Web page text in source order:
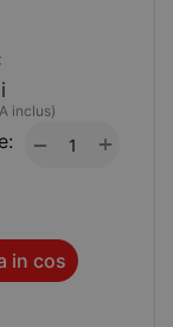
inclus)
+
−
in cos